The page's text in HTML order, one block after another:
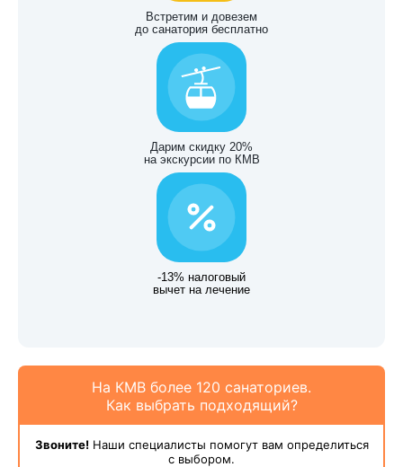
Встретим и довезем
до санатория бесплатно
Дарим скидку 20%
на экскурсии по КМВ
-13% налоговый
вычет на лечение
На КМВ более 120 санаториев.
Как выбрать подходящий?
Звоните!Наши специалисты помогут вам определиться
с выбором.